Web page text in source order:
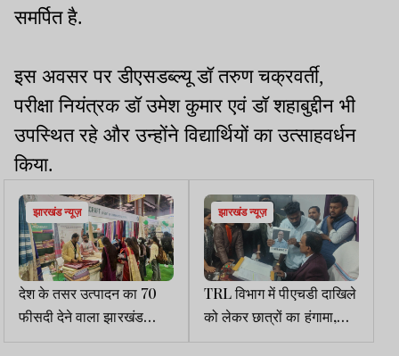
समर्पित है.
इस अवसर पर डीएसडब्ल्यू डॉ तरुण चक्रवर्ती,
परीक्षा नियंत्रक डॉ उमेश कुमार एवं डॉ शहाबुद्दीन भी
उपस्थित रहे और उन्होंने विद्यार्थियों का उत्साहवर्धन
किया.
झारखंड न्यूज़
देश के तसर उत्पादन का 70
फीसदी देने वाला झारखंड
IITF में आकर्षण का केंद्र
झारखंड न्यूज़
TRL विभाग में पीएचडी दाखिले
को लेकर छात्रों का हंगामा,
घूसखोरी और भेदभाव के आरोप